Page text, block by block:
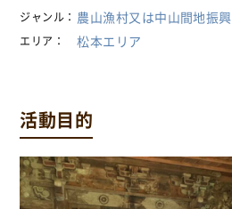
ジャンル 農山漁村又は中山間地振興
エリア 松本エリア
活動目的